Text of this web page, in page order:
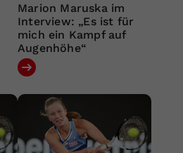
Marion Maruska im
Interview: „Es ist für
mich ein Kampf auf
Augenhöhe“